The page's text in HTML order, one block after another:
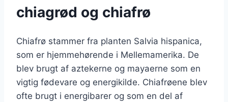
chiagrød og chiafrø
Chiafrø stammer fra planten Salvia hispanica,
som er hjemmehørende i Mellemamerika. De
blev brugt af aztekerne og mayaerne som en
vigtig fødevare og energikilde. Chiafrøene blev
ofte brugt i energibarer og som en del af